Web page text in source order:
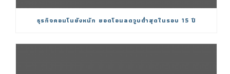
ธุรกิจคอนโนยังหนัก ยอดโอนลดวูบต่ำสุดในรอบ 15 ปี